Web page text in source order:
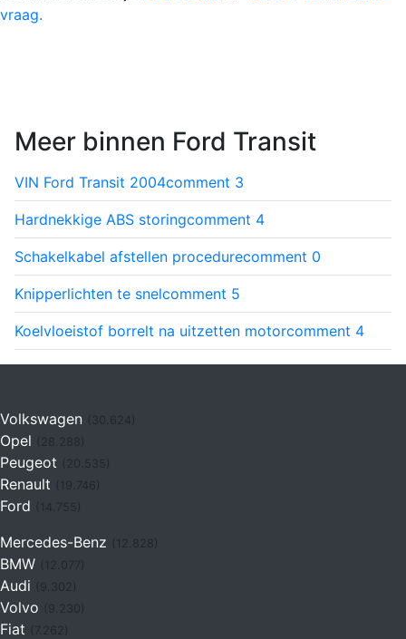
vraag.
Meer binnen Ford Transit
VIN Ford Transit 2004comment 3
Hardnekkige ABS storingcomment 4
Schakelkabel afstellen procedurecomment 0
Knipperlichten te snelcomment 5
Koelvloeistof borrelt na uitzetten motorcomment 4
Volkswagen (30.624)
Opel
Peugeot
Renault (19.746)
Ford (14.755)
Mercedes-Benz
BMW
Audi
Volvo
Fiat (7.262)